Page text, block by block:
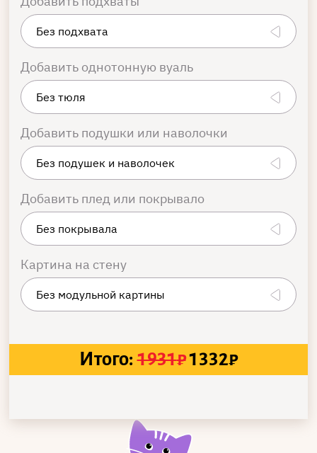
Добавить однотонную вуаль
Добавить подушки или наволочки
Добавить плед или покрывало
Картина на стену
Итого: 1931₽1332₽